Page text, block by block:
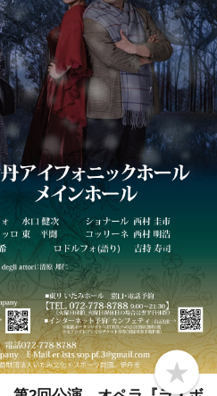
b
o